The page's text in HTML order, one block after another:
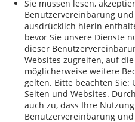
Sie müssen lesen,
Benutzervereinbarung
ausdrücklich hierin
bevor Sie unsere Dienste
dieser
Websites zugreifen, auf
möglicherweise weitere
gelten. Bitte beachten Sie:
Seiten und Websites.
auch zu, dass Ihre
Benutzervereinbarung